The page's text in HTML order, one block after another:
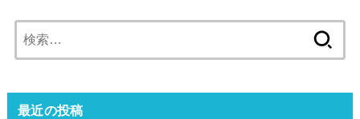
索:
最近の投稿